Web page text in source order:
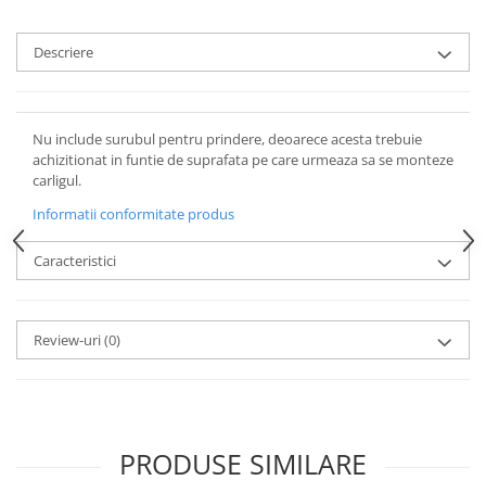
Descriere
Nu include surubul pentru prindere, deoarece acesta trebuie
achizitionat in funtie de suprafata pe care urmeaza sa se monteze
carligul.
Informatii conformitate produs
Caracteristici
Review-uri(0)
PRODUSE SIMILARE